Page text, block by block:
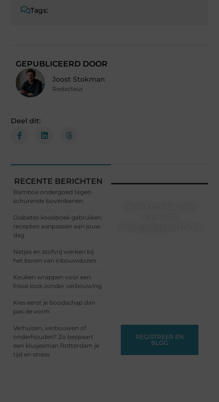
Tags:
GEPUBLICEERD DOOR
Joost Stokman
Redacteur
Deel dit:
RECENTE BERICHTEN
Bamboe ondergoed tegen
schurende bovenbenen
Diabetes kookboek gebruiken:
recepten aanpassen aan jouw
dag
Netjes en stofvrij werken bij
het boren van inbouwdozen
Keuken wrappen voor een
frisse look zonder verbouwing
Kies eerst je boodschap dan
pas de vorm
Verhuizen, verbouwen of
onderhouden? Zo bespaart
een klusjesman Rotterdam je
tijd en stress
REGISTREER EN
BLOG